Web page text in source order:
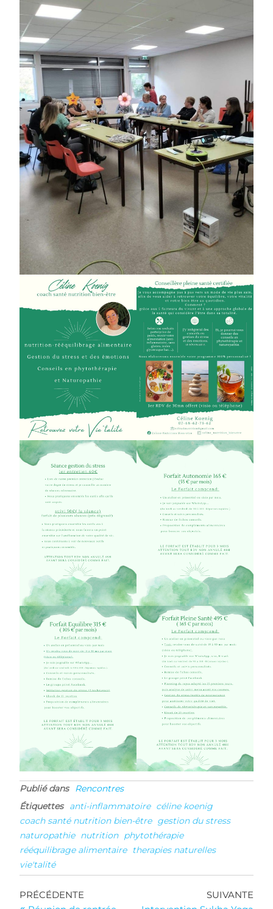
Publié dans
Rencontres
Étiquettes
anti-inflammatoire céline koenig
coach santé nutrition bien-être gestion du stress
naturopathie nutrition phytothérapie
rééquilibrage alimentaire
therapies naturelles
vie'talité
Navigation
Article
PRÉCÉDENTE
SUIVANTE